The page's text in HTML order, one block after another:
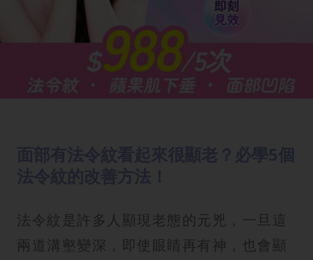
法令紋是許多人顯現老態的元兇，一旦這
兩道溝壑變深，即使眼睛再有神，也會顯